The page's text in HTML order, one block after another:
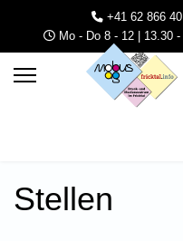
+41 62 866
Mo - Do 8 - 12 | 13.30
Stellen